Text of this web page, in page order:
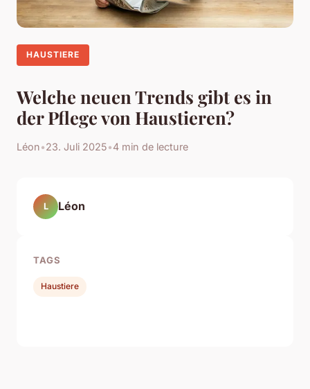
HAUSTIERE
Welche neuen Trends gibt es in
der Pflege von Haustieren?
Léon•23. Juli 2025•4 min de lecture
L Léon
TAGS
Haustiere